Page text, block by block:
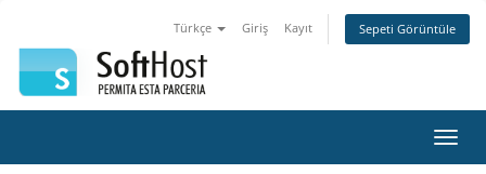
Türkçe Giriş Kayıt Sepeti Görüntüle